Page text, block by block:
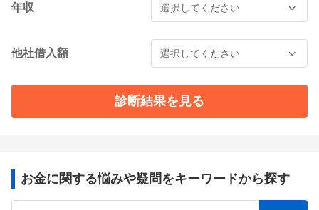
年収
他社借入額
診断結果を見る
お金に関する悩みや疑問をキーワードから探す